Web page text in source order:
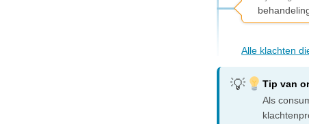
Alle klachten
Tip van
Als